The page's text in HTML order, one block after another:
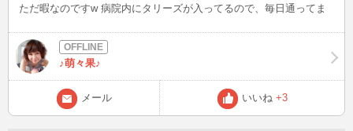
ただ暇なのですw 病院内にタリーズが入ってるので、毎日通ってま
♪萌々果♪
メール いいね +3